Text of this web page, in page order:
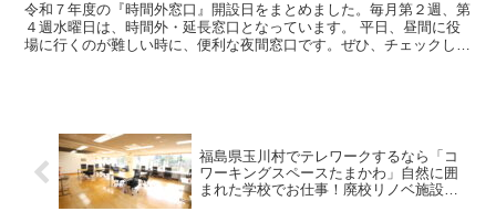
令和７年度の『時間外窓口』開設日をまとめました。毎月第２週、第
４週水曜日は、時間外・延長窓口となっています。 平日、昼間に役
場に行くのが難しい時に、便利な夜間窓口です。ぜひ、チェックして
福島県玉川村でテレワークするなら「コ
ワーキングスペースたまかわ」自然に囲
まれた学校でお仕事！廃校リノベ施設を